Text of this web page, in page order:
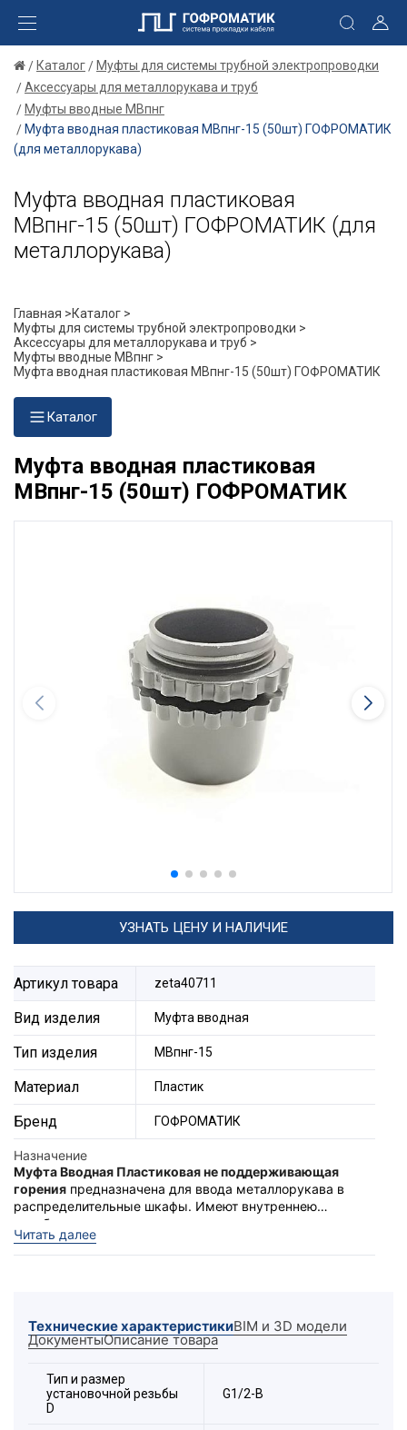
Каталог
Муфты для системы трубной электропроводки
Аксессуары для металлорукава и труб
Муфты вводные МВпнг
Муфта вводная пластиковая МВпнг-15 (50шт) ГОФРОМАТИК
(для металлорукава)
Муфта вводная пластиковая
МВпнг-15 (50шт) ГОФРОМАТИК (для
металлорукава)
Главная >Каталог >
Муфты для системы трубной электропроводки >
Аксессуары для металлорукава и труб >
Муфты вводные МВпнг >
Муфта вводная пластиковая МВпнг-15 (50шт) ГОФРОМАТИК
Каталог
Муфта вводная пластиковая
МВпнг-15 (50шт) ГОФРОМАТИК
УЗНАТЬ ЦЕНУ И НАЛИЧИЕ
Артикул товара zeta40711
Вид изделия Муфта вводная
Тип изделия МВпнг-15
Материал Пластик
Бренд ГОФРОМАТИК
Назначение
Муфта Вводная Пластиковая не поддерживающая
горения предназначена для ввода металлорукава в
распределительные шкафы. Имеют внутреннею
резьбу, соответствующую шагу навивки
металлорукава данного диаметра.
Читать далее
Технические характеристикиBIM и 3D модели
ДокументыОписание товара
Тип и размер
установочной резьбы
D
G1/2-B